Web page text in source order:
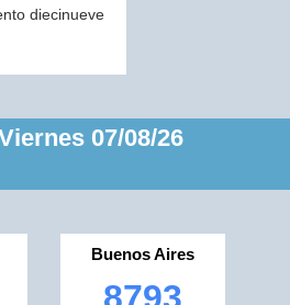
diecinueve
07/08/26
Buenos Aires